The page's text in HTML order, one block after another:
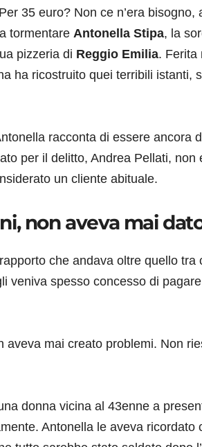
35 euro? Non ce n’era bisogno,
tormentare Antonella Stipa, la
pizzeria di Reggio Emilia. Ferita
ha ricostruito quei terribili istanti,
racconta di essere ancora
per il delitto, Andrea Pellati, non
un cliente abituale.
non aveva mai
che andava oltre quello tra
veniva spesso concesso di
mai creato problemi. Non
donna vicina al 43enne a
Antonella le aveva ricordato